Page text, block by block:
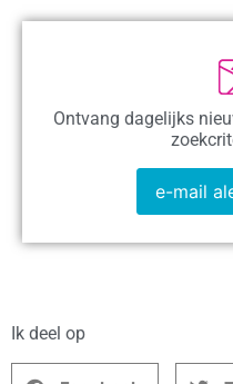
Ontvang dagelijks
e-mail
Ik deel op